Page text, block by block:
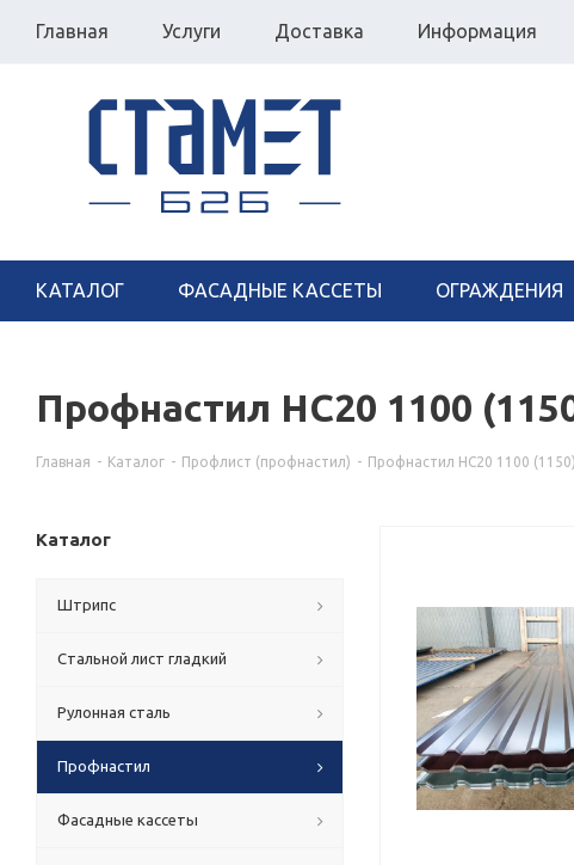
Главная Услуги Доставка Информация
КАТАЛОГ ФАСАДНЫЕ КАССЕТЫ ОГРАЖДЕНИЯ
Профнастил НС20 1100
Главная - Каталог - Профлист (профнастил) - Профнастил НС20 1100
Каталог
Штрипс
Стальной лист гладкий
Рулонная сталь
Профнастил
Фасадные кассеты